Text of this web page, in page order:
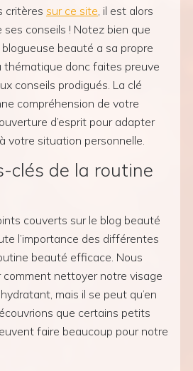
critères sur ce site , il est alors
conseils ! Notez bien que
beauté a sa propre
thématique donc faites preuve
conseils prodigués. La clé
compréhension de votre
d’esprit pour adapter
votre situation personnelle.
clés de la routine
couverts sur le blog beauté
l’importance des différentes
beauté efficace. Nous
comment nettoyer notre visage
mais il se peut qu’en
que certains petits
faire beaucoup pour notre